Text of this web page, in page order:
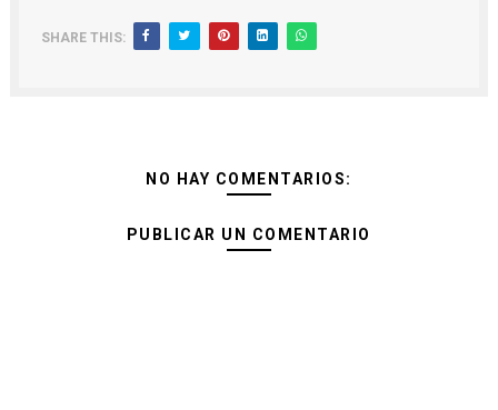
SHARE THIS:
NO HAY COMENTARIOS:
PUBLICAR UN COMENTARIO